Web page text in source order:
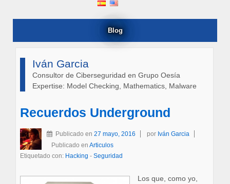
Blog
Iván Garcia
Consultor de Ciberseguridad en Grupo Oesía
Expertise: Model Checking, Mathematics, Malware
Recuerdos Underground
Publicado en 27 mayo, 2016 por Iván Garcia
Publicado en Articulos
Etiquetado con: Hacking - Seguridad
Los que, como yo,